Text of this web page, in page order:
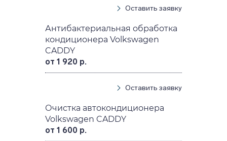
Оставить заявку
Антибактериальная обработка
кондиционера Volkswagen
CADDY
от 1 920 р.
Оставить заявку
Очистка автокондиционера
Volkswagen CADDY
от 1 600 р.